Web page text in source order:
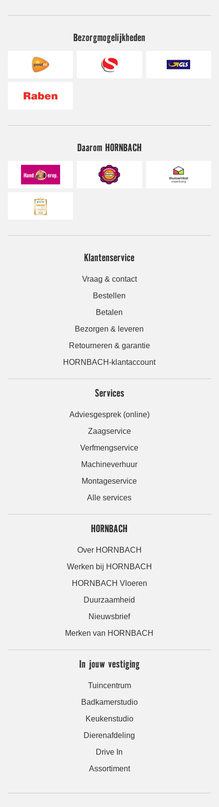
Bezorgmogelijkheden
Daarom HORNBACH
Klantenservice
Vraag & contact
Bestellen
Betalen
Bezorgen & leveren
Retourneren & garantie
HORNBACH-klantaccount
Services
Adviesgesprek (online)
Zaagservice
Verfmengservice
Machineverhuur
Montageservice
Alle services
HORNBACH
Over HORNBACH
Werken bij HORNBACH
HORNBACH Vloeren
Duurzaamheid
Nieuwsbrief
Merken van HORNBACH
In jouw vestiging
Tuincentrum
Badkamerstudio
Keukenstudio
Dierenafdeling
Drive In
Assortiment